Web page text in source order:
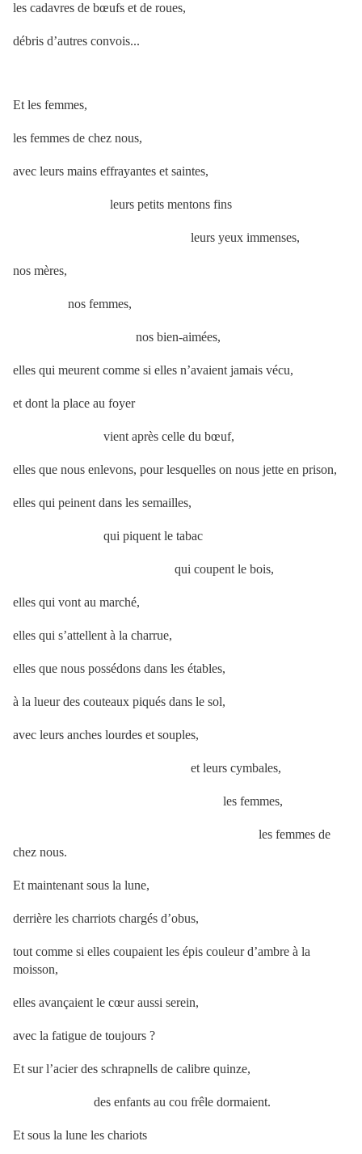
les cadavres de bœufs et de roues,
débris d’autres convois...
Et les femmes,
les femmes de chez nous,
avec leurs mains effrayantes et saintes,
leurs petits mentons fins
leurs yeux immenses,
nos mères,
nos femmes,
nos bien-aimées,
elles qui meurent comme si elles n’avaient jamais vécu,
et dont la place au foyer
vient après celle du bœuf,
elles que nous enlevons, pour lesquelles on nous jette en prison,
elles qui peinent dans les semailles,
qui piquent le tabac
qui coupent le bois,
elles qui vont au marché,
elles qui s’attellent à la charrue,
elles que nous possédons dans les étables,
à la lueur des couteaux piqués dans le sol,
avec leurs anches lourdes et souples,
et leurs cymbales,
les femmes,
les femmes de
chez nous.
Et maintenant sous la lune,
derrière les charriots chargés d’obus,
tout comme si elles coupaient les épis couleur d’ambre à la
moisson,
elles avançaient le cœur aussi serein,
avec la fatigue de toujours ?
Et sur l’acier des schrapnells de calibre quinze,
des enfants au cou frêle dormaient.
Et sous la lune les chariots